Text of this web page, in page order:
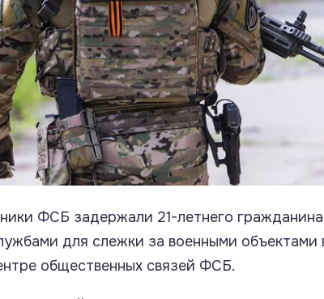
ФСБ задержали 21-летнего гражданина
для слежки за военными
общественных связей ФСБ.